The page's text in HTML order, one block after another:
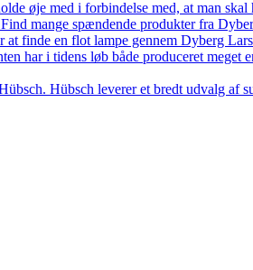
øje med i forbindelse med, at man
mange spændende produkter fra
finde en flot lampe gennem Dyberg
har i tidens løb både produceret meget
Hübsch leverer et bredt udvalg